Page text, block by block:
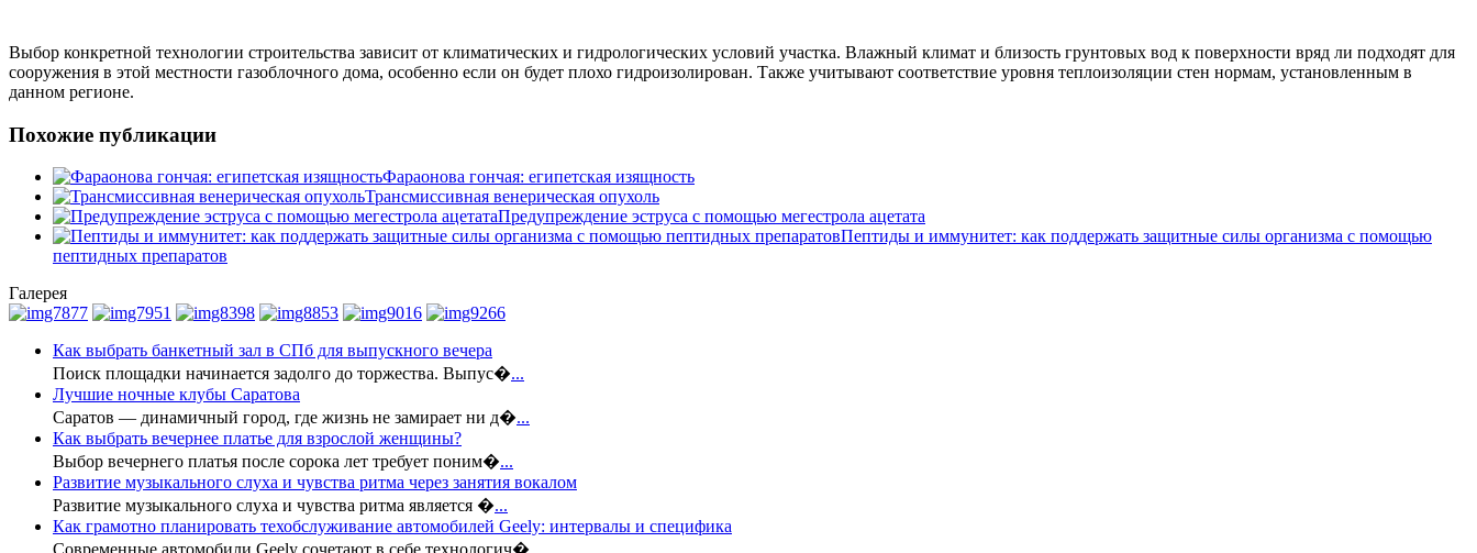
Выбор конкретной технологии строительства зависит от климатических и гидрологических условий участка. Влажный климат и близость грунтовых вод к поверхности вряд ли подходят для
сооружения в этой местности газоблочного дома, особенно если он будет плохо гидроизолирован. Также учитывают соответствие уровня теплоизоляции стен нормам, установленным в
данном регионе.
Похожие публикации
Фараонова гончая: египетская изящность
Трансмиссивная венерическая опухоль
Предупреждение эструса с помощью мегестрола ацетата
Пептиды и иммунитет: как поддержать защитные силы организма с помощью
пептидных препаратов
Галерея
Как выбрать банкетный зал в СПб для выпускного вечера
Поиск площадки начинается задолго до торжества. Выпус�...
Лучшие ночные клубы Саратова
Саратов — динамичный город, где жизнь не замирает ни д�...
Как выбрать вечернее платье для взрослой женщины?
Выбор вечернего платья после сорока лет требует поним�...
Развитие музыкального слуха и чувства ритма через занятия вокалом
Развитие музыкального слуха и чувства ритма является �...
Как грамотно планировать техобслуживание автомобилей Geely: интервалы и специфика